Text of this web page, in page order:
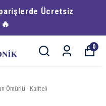
Ücretsiz
0
Ömürlü - Kaliteli